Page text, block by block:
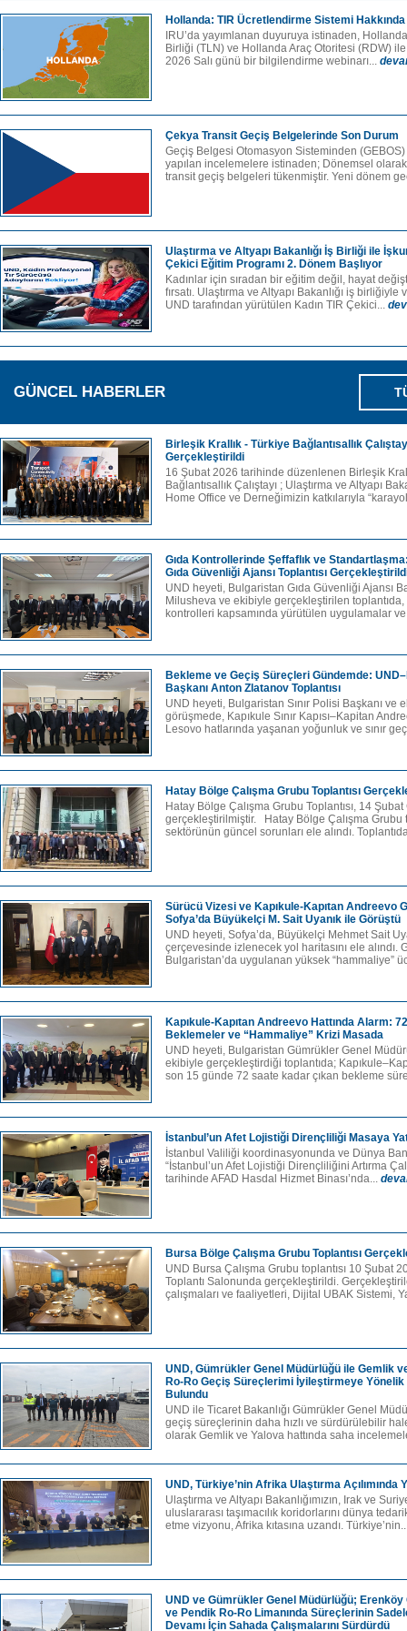
Hollanda: TIR Ücretlendirme Sistemi
IRU’da yayımlanan duyuruya istinaden,
Birliği (TLN) ve Hollanda Araç Otoritesi (RDW)
2026 Salı günü bir bilgilendirme webinarı...
Çekya Transit Geçiş Belgelerinde Son Durum
Geçiş Belgesi Otomasyon Sisteminden
yapılan incelemelere istinaden; Dönemsel
transit geçiş belgeleri tükenmiştir. Yeni dönem
Ulaştırma ve Altyapı Bakanlığı İş Birliği ile
Çekici Eğitim Programı 2. Dönem Başlıyor
Kadınlar için sıradan bir eğitim değil, hayat
fırsatı. Ulaştırma ve Altyapı Bakanlığı iş
UND tarafından yürütülen Kadın TIR Çekici...
GÜNCEL HABERLER
Birleşik Krallık - Türkiye Bağlantısallık
Gerçekleştirildi
16 Şubat 2026 tarihinde düzenlenen Birleşik
Bağlantısallık Çalıştayı ; Ulaştırma ve Altyapı
Home Office ve Derneğimizin katkılarıyla
Gıda Kontrollerinde Şeffaflık ve
Gıda Güvenliği Ajansı Toplantısı
UND heyeti, Bulgaristan Gıda Güvenliği Ajansı
Milusheva ve ekibiyle gerçekleştirilen toplantıda,
kontrolleri kapsamında yürütülen uygulamalar
Bekleme ve Geçiş Süreçleri Gündemde:
Başkanı Anton Zlatanov Toplantısı
UND heyeti, Bulgaristan Sınır Polisi Başkanı ve
görüşmede, Kapıkule Sınır Kapısı–Kapitan
Lesovo hatlarında yaşanan yoğunluk ve sınır
Hatay Bölge Çalışma Grubu Toplantısı
Hatay Bölge Çalışma Grubu Toplantısı, 14
gerçekleştirilmiştir. Hatay Bölge Çalışma Grubu
sektörünün güncel sorunları ele alındı.
Sürücü Vizesi ve Kapıkule-Kapıtan Andreevo
Sofya’da Büyükelçi M. Sait Uyanık ile Görüştü
UND heyeti, Sofya’da, Büyükelçi Mehmet Sait
çerçevesinde izlenecek yol haritasını ele alındı.
Bulgaristan’da uygulanan yüksek “hammaliye”
Kapıkule-Kapıtan Andreevo Hattında Alarm:
Beklemeler ve “Hammaliye” Krizi Masada
UND heyeti, Bulgaristan Gümrükler Genel
ekibiyle gerçekleştirdiği toplantıda;
son 15 günde 72 saate kadar çıkan bekleme
İstanbul’un Afet Lojistiği Dirençliliği Masaya
İstanbul Valiliği koordinasyonunda ve Dünya
“İstanbul’un Afet Lojistiği Dirençliliğini Artırma
tarihinde AFAD Hasdal Hizmet Binası’nda...
Bursa Bölge Çalışma Grubu Toplantısı
UND Bursa Çalışma Grubu toplantısı 10 Şubat
Toplantı Salonunda gerçekleştirildi.
çalışmaları ve faaliyetleri, Dijital UBAK Sistemi,
UND, Gümrükler Genel Müdürlüğü ile Gemlik
Ro-Ro Geçiş Süreçlerimi İyileştirmeye Yönelik
Bulundu
UND ile Ticaret Bakanlığı Gümrükler Genel
geçiş süreçlerinin daha hızlı ve sürdürülebilir
olarak Gemlik ve Yalova hattında saha
UND, Türkiye’nin Afrika Ulaştırma Açılımında
Ulaştırma ve Altyapı Bakanlığımızın, Irak ve
uluslararası taşımacılık koridorlarını dünya
etme vizyonu, Afrika kıtasına uzandı.
UND ve Gümrükler Genel Müdürlüğü;
ve Pendik Ro-Ro Limanında Süreçlerinin
Devamı İçin Sahada Çalışmalarını Sürdürdü